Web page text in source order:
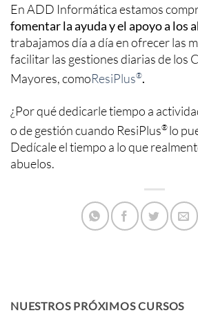
En ADD Informática estamos
fomentar la ayuda y el apoyo a los
trabajamos día a día en ofrecer las
facilitar las gestiones diarias de los
Mayores, comoResiPlus®.
¿Por qué dedicarle tiempo a
o de gestión cuando ResiPlus® lo
Dedícale el tiempo a lo que
abuelos.
NUESTROS PRÓXIMOS CURSOS